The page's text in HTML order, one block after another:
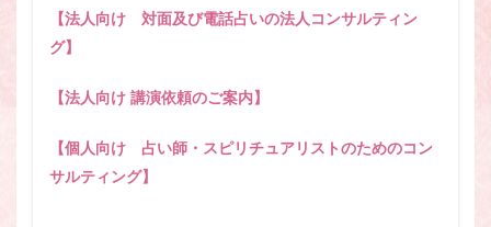
【法人向け 対面及び電話占いの法人コンサルティン
グ】
【法人向け 講演依頼のご案内】
【個人向け 占い師・スピリチュアリストのためのコン
サルティング】